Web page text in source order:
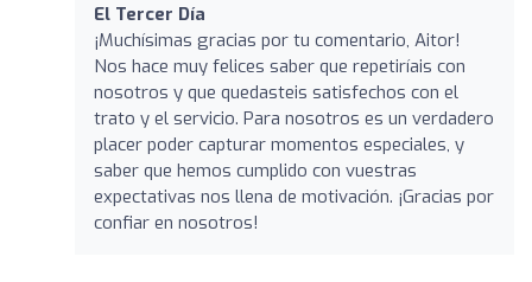
El Tercer Día
¡Muchísimas gracias por tu comentario, Aitor!
Nos hace muy felices saber que repetiríais con
nosotros y que quedasteis satisfechos con el
trato y el servicio. Para nosotros es un verdadero
placer poder capturar momentos especiales, y
saber que hemos cumplido con vuestras
expectativas nos llena de motivación. ¡Gracias por
confiar en nosotros!